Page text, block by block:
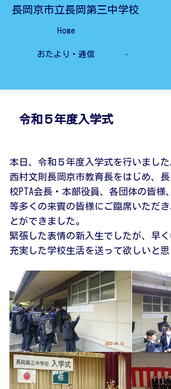
長岡京市立長岡第三中学校
Home
おたより・通信
令和５年度入学式
本日、令和５年度入学式を行いました
西村文則長岡京市教育長をはじめ、
校PTA会長・本部役員、各団体の皆様
等多くの来賓の皆様にご臨席いただ
とができました。
緊張した表情の新入生でしたが、早く
充実した学校生活を送って欲しいと思